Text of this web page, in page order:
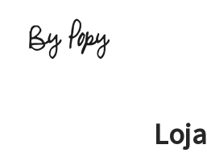
Loja